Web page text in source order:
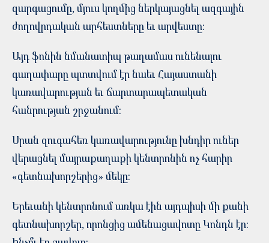
զարգացումը, մյուս կողմից ներկայացնել ազգային
ժողովրդական արհեստները եւ արվեստը:
Այդ ֆոնին նմանատիպ թաղամաս ունենալու
գաղափարը պտտվում էր նաեւ Հայաստանի
կառավարության եւ ճարտարապետական
հանրության շրջանում:
Սրան զուգահեռ կառավարությունը խնդիր ուներ
վերացնել մայրաքաղաքի կենտրոնին ոչ հարիր
«գետնախորշերից» մեկը:
Երեւանի կենտրոնում առկա էին այդպիսի մի քանի
գետնախորշեր, որոնցից ամենացավոտը Կոնդն էր: